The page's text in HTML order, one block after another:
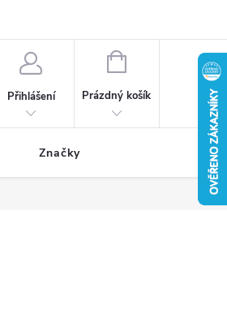
Přihlášení
NÁKUPNÍ
Prázdný košík
Značky